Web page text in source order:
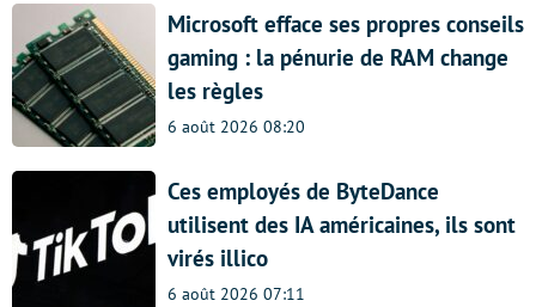
Microsoft efface ses propres conseils
gaming : la pénurie de RAM change
les règles
6 août 2026 08:20
Ces employés de ByteDance
utilisent des IA américaines, ils sont
virés illico
6 août 2026 07:11